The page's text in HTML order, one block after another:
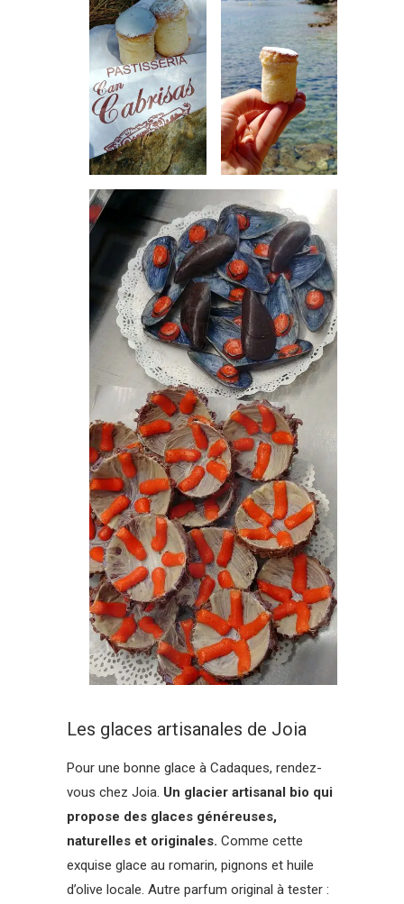
Les glaces artisanales de Joia
Pour une bonne glace à Cadaques, rendez-
vous chez Joia. Un glacier artisanal bio qui
propose des glaces généreuses,
naturelles et originales. Comme cette
exquise glace au romarin, pignons et huile
d’olive locale. Autre parfum original à tester :